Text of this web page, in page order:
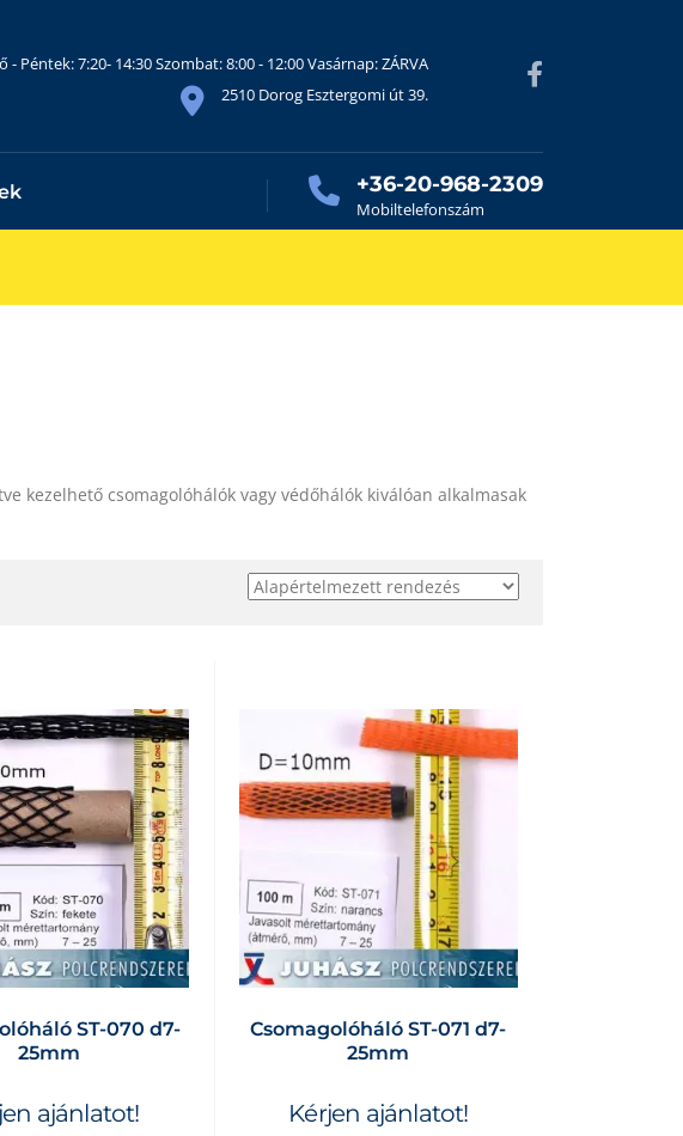
- Péntek: 7:20- 14:30 Szombat: 8:00 - 12:00 Vasárnap: ZÁRVA
2510 Dorog Esztergomi út 39.
+36-20-968-2309
Mobiltelefonszám
kezelhető csomagolóhálók vagy védőhálók kiválóan alkalmasak
ST-070 d7-
25mm
ajánlatot!
Csomagolóháló ST-071 d7-
25mm
Kérjen ajánlatot!